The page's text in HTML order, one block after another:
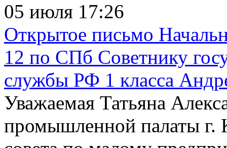
05 июля 17:26
Открытое письмо
12 по СПб Советнику
службы РФ 1 класса
Уважаемая Татьяна
промышленной палаты г.